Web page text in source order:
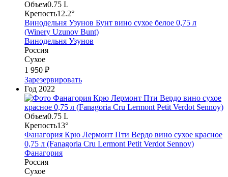
Объем0.75 L
Крепость12.2°
Винодельня Узунов Бунт вино сухое белое 0,75 л
(Winery Uzunov Bunt)
Винодельня Узунов
Россия
Сухое
1 950 ₽
Зарезервировать
Год 2022
Объем0.75 L
Крепость13°
Фанагория Крю Лермонт Пти Вердо вино сухое красное
0,75 л (Fanagoria Cru Lermont Petit Verdot Sennoy)
Фанагория
Россия
Сухое